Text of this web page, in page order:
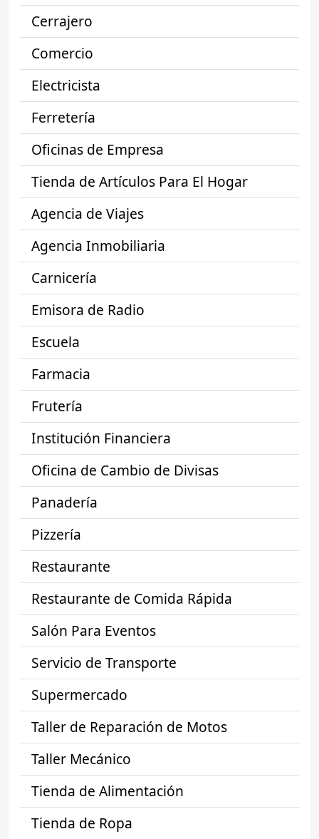
Cerrajero
Comercio
Electricista
Ferretería
Oficinas de Empresa
Tienda de Artículos Para El Hogar
Agencia de Viajes
Agencia Inmobiliaria
Carnicería
Emisora de Radio
Escuela
Farmacia
Frutería
Institución Financiera
Oficina de Cambio de Divisas
Panadería
Pizzería
Restaurante
Restaurante de Comida Rápida
Salón Para Eventos
Servicio de Transporte
Supermercado
Taller de Reparación de Motos
Taller Mecánico
Tienda de Alimentación
Tienda de Ropa